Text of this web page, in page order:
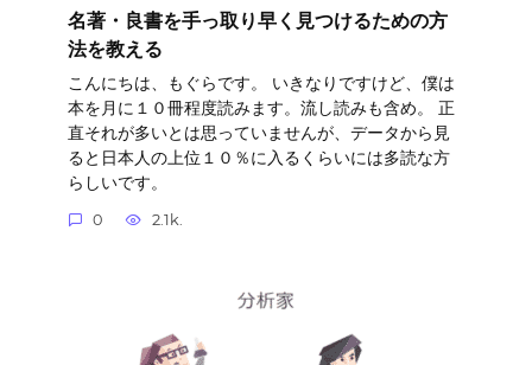
名著・良書を手っ取り早く見つけるための方
法を教える
こんにちは、もぐらです。 いきなりですけど、僕は
本を月に１０冊程度読みます。流し読みも含め。 正
直それが多いとは思っていませんが、データから見
ると日本人の上位１０％に入るくらいには多読な方
らしいです。
0 2.1k.